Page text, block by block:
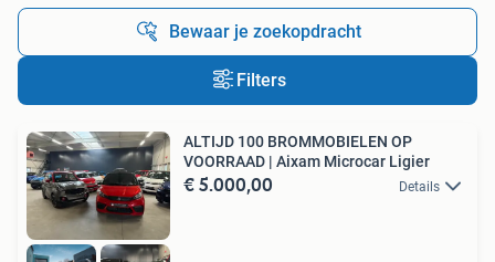
Bewaar je zoekopdracht
Filters
ALTIJD 100 BROMMOBIELEN OP
VOORRAAD | Aixam Microcar Ligier
€ 5.000,00 Details